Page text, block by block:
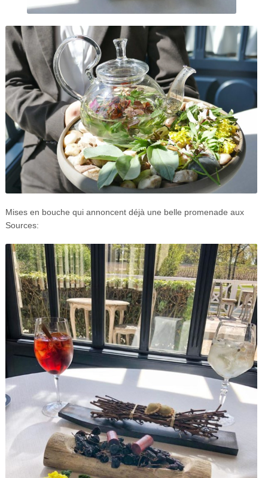
Mises en bouche qui annoncent déjà une belle promenade aux
Sources: